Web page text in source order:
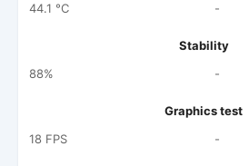
44.1 °C
-
Stability
88%
-
Graphics test
18 FPS
-